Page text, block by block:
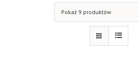
Pokaż 9 produktów